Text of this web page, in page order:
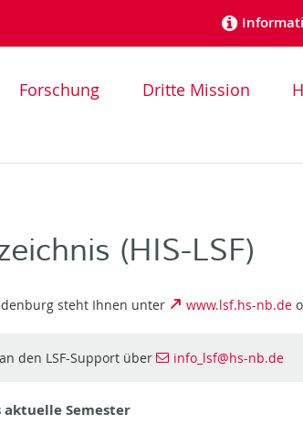
Forschung Dritte Mission
(HIS-LSF)
steht Ihnen unter www.lsf.hs-nb.de
den LSF-Support über info_lsf@hs-nb.de
aktuelle Semester